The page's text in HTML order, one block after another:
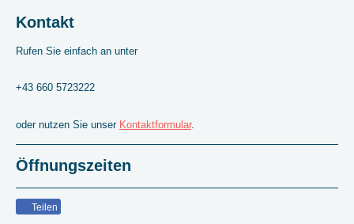
Kontakt
Rufen Sie einfach an unter
+43 660 5723222
oder nutzen Sie unser Kontaktformular.
Öffnungszeiten
Teilen